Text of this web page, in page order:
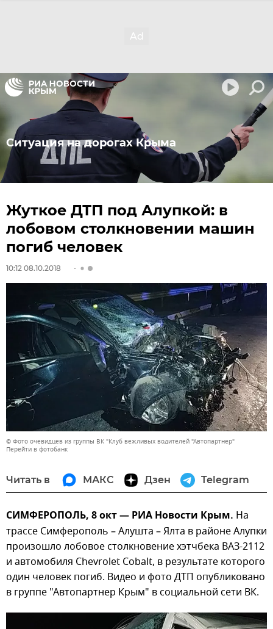
Ситуация на дорогах Крыма
Жуткое ДТП под Алупкой: в
лобовом столкновении машин
погиб человек
10:12 08.10.2018
© Фото очевидцев из группы ВК "Клуб вежливых водителей "Автопартнер"
Перейти в фотобанк
Читать в МАКС Дзен Telegram
СИМФЕРОПОЛЬ, 8 окт — РИА Новости Крым. На
трассе Симферополь – Алушта – Ялта в районе Алупки
произошло лобовое столкновение хэтчбека ВАЗ-2112
и автомобиля Chevrolet Cobalt, в результате которого
один человек погиб. Видео и фото ДТП опубликовано
в группе "Автопартнер Крым" в социальной сети ВК.